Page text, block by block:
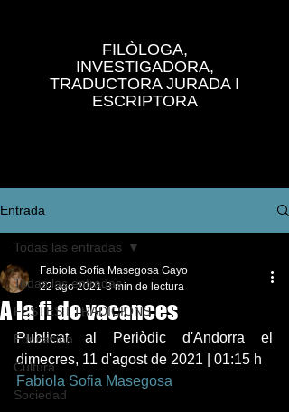
FILÒLOGA,
INVESTIGADORA,
TRADUCTORA JURADA I
ESCRIPTORA
Entrada
Todas las entradas
FESTES I TRADICIONS
Educación
Cultura
Sociedad
Todas las entradas
A la fi de vacances
Fabiola Sofía Masegosa Gayo
22 ago 2021 3 min de lectura
Publicat al Periòdic d'Andorra el
dimecres, 11 d'agost de 2021 | 01:15 h
Fabiola Sofia Masegosa